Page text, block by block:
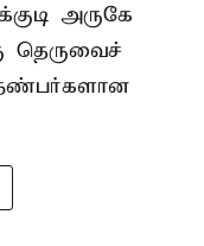
அருகே
நண்பர்களான